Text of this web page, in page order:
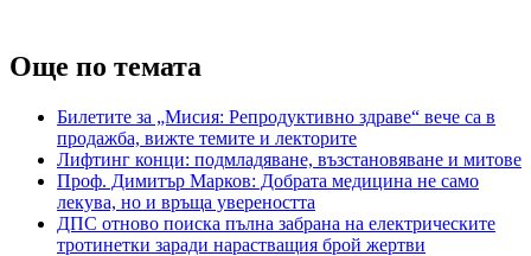
Още по темата
Билетите за „Мисия: Репродуктивно здраве“ вече са в
продажба, вижте темите и лекторите
Лифтинг конци: подмладяване, възстановяване и митове
Проф. Димитър Марков: Добрата медицина не само
лекува, но и връща увереността
ДПС отново поиска пълна забрана на електрическите
тротинетки заради нарастващия брой жертви